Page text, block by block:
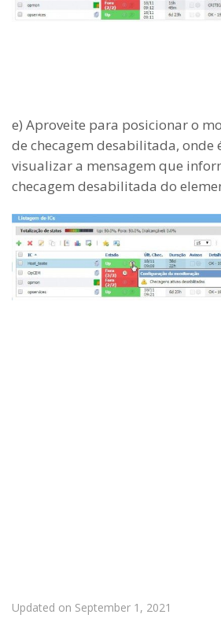
e) Aproveite para posicionar o
de checagem desabilitada, onde
visualizar a mensagem que
checagem desabilitada do
Updated on September 1, 2021